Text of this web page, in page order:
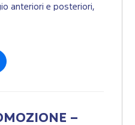
anteriori e posteriori,
–